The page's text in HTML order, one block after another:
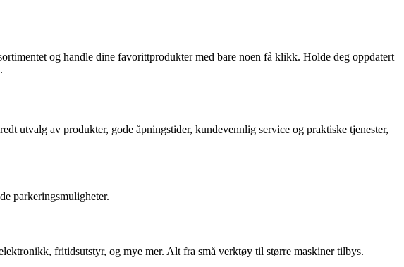
og handle dine favorittprodukter med bare noen få klikk. Holde deg oppdatert
utvalg av produkter, gode åpningstider, kundevennlig service og praktiske tjenester,
parkeringsmuligheter.
fritidsutstyr, og mye mer. Alt fra små verktøy til større maskiner tilbys.